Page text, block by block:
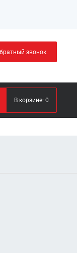
звонок
В корзине: 0